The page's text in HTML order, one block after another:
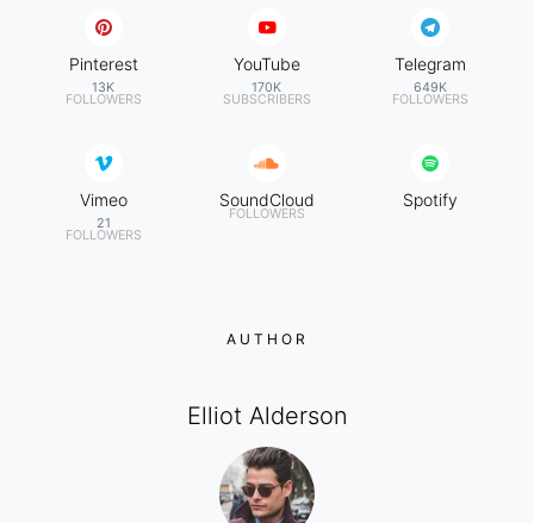
Pinterest
13K
FOLLOWERS
YouTube
170K
SUBSCRIBERS
Telegram
649K
FOLLOWERS
Vimeo
21
FOLLOWERS
SoundCloud
FOLLOWERS
Spotify
AUTHOR
Elliot Alderson